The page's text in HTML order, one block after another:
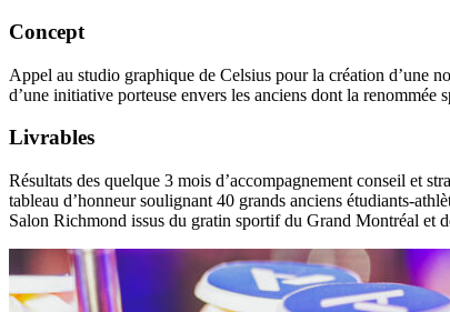
Concept
Appel au studio graphique de Celsius pour la création d’une
d’une initiative porteuse envers les anciens dont la renommée
Livrables
Résultats des quelque 3 mois d’accompagnement conseil et
tableau d’honneur soulignant 40 grands anciens étudiants-
Salon Richmond issus du gratin sportif du Grand Montréal et